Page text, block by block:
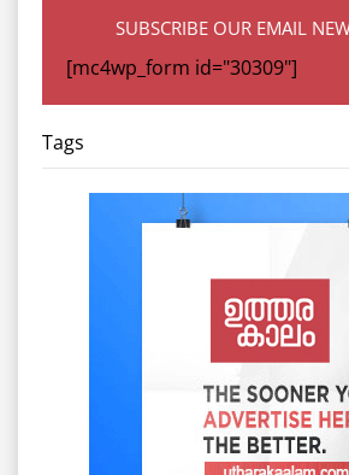
SUBSCRIBE OUR EMAIL
[mc4wp_form id="30309"]
Tags